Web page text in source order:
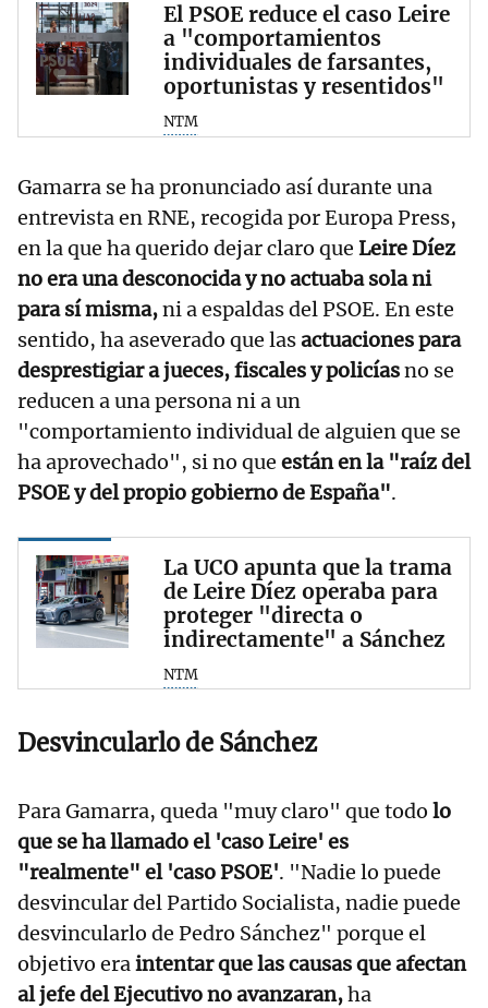
El PSOE reduce el caso Leire
a "comportamientos
individuales de farsantes,
oportunistas y resentidos"
NTM
Gamarra se ha pronunciado así durante una
entrevista en RNE, recogida por Europa Press,
en la que ha querido dejar claro que Leire Díez
no era una desconocida y no actuaba sola ni
para sí misma,ni a espaldas del PSOE. En este
sentido, ha aseverado que lasactuaciones para
desprestigiar a jueces, fiscales y policíasno se
reducen a una persona ni a un
"comportamiento individual de alguien que se
ha aprovechado", si no que están en la "raíz del
PSOE y del propio gobierno de España".
La UCO apunta que la trama
de Leire Díez operaba para
proteger "directa o
indirectamente" a Sánchez
NTM
Desvincularlo de Sánchez
Para Gamarra, queda "muy claro" que todo lo
que se ha llamado el 'caso Leire' es
"realmente" el 'caso PSOE'. "Nadie lo puede
desvincular del Partido Socialista, nadie puede
desvincularlo de Pedro Sánchez" porque el
objetivo eraintentar que las causas que afectan
al jefe del Ejecutivo no avanzaran,ha